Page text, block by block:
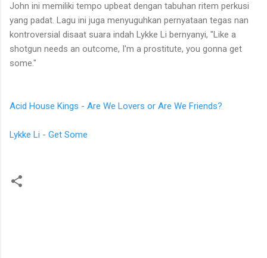
John ini memiliki tempo upbeat dengan tabuhan ritem perkusi
yang padat. Lagu ini juga menyuguhkan pernyataan tegas nan
kontroversial disaat suara indah Lykke Li bernyanyi, "Like a
shotgun needs an outcome, I'm a prostitute, you gonna get
some."
Acid House Kings - Are We Lovers or Are We Friends?
Lykke Li - Get Some